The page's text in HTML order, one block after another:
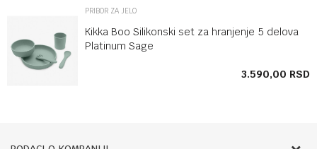
PRIBOR ZA JELO
Kikka Boo Silikonski set za hranjenje 5 delova
Platinum Sage
3.590,00 RSD